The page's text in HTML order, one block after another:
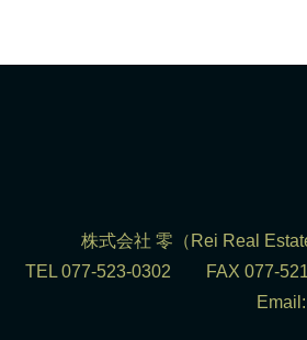
株式会社 零（Rei Real
TEL 077-523-0302 FAX 077-
Email: